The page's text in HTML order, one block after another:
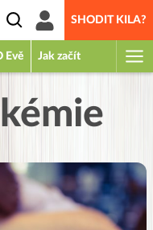
SHODIT KILA?
Evě Jak začít